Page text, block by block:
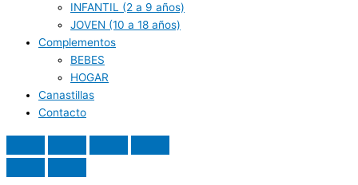
INFANTIL (2 a 9 años)
JOVEN (10 a 18 años)
Complementos
BEBES
HOGAR
Canastillas
Contacto